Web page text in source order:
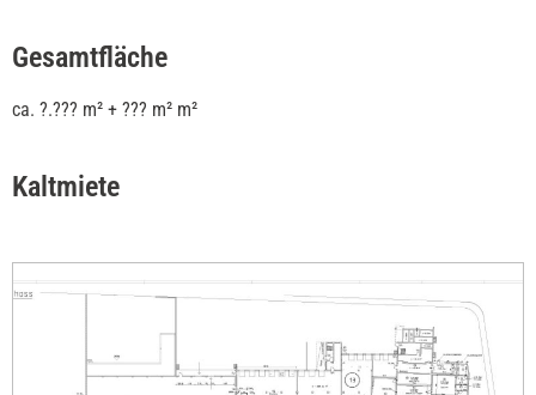
Gesamtfläche
ca. ?.??? m² + ??? m² m²
Kaltmiete